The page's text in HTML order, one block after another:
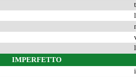
IMPERFETTO